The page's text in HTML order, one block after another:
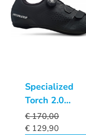
Specialized
Torch 2.0
fietsschoenen
€170,00
€ 129,90